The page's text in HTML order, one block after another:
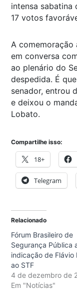
intensa sabatina
17 votos
A comemoração
em conversa
ao plenário do
despedida. É
senador, entrou
e deixou o
Lobato.
Compartilhe isso:
18+
Telegram
Relacionado
Fórum Brasileiro de
Segurança Pública
indicação de Flávio
ao STF
4 de dezembro de
Em "Notícias"